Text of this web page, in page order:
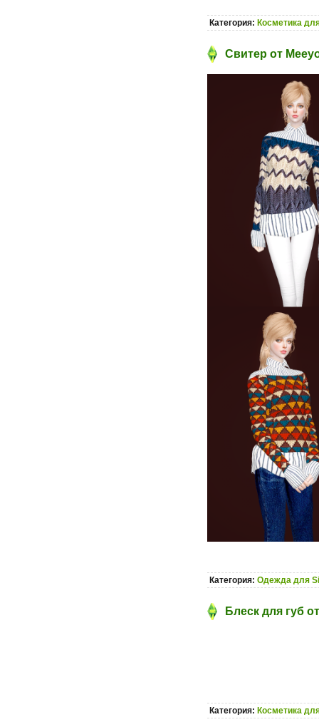
Категория: Косметика
Свитер от
Категория: Одежда для
Блеск для губ
Категория: Косметика